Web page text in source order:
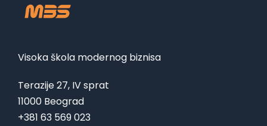
Visoka škola modernog biznisa
Terazije 27, IV sprat
11000 Beograd
+381 63 569 023